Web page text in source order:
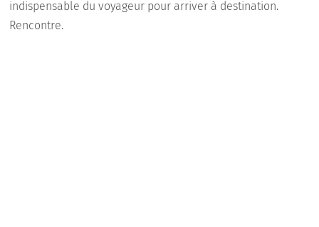
indispensable du voyageur pour arriver à destination.
Rencontre.